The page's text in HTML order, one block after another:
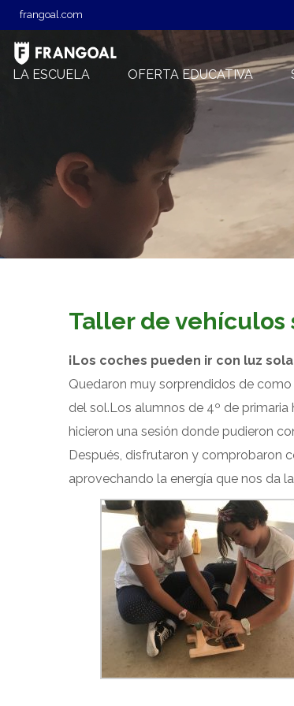
frangoal.com
LA ESCUELA OFERTA EDUCATIVA
Taller de vehículos
¡Los coches pueden ir con luz
Quedaron muy sorprendidos de
del sol.Los alumnos de 4º de
hicieron una sesión donde pudieron
Después, disfrutaron y comprobaron
aprovechando la energía que nos da